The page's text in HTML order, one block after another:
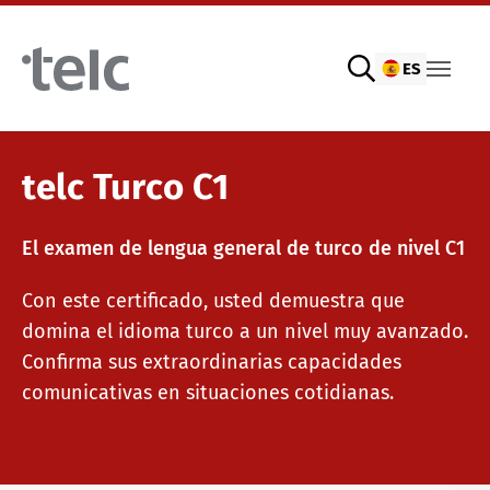
Skip to main content
Exámenes de idiomas
Exámenes digitales telc con DIGItelc 2.0
Exámenes de certificación
ES
telc Turco C1
El examen de lengua general de turco de nivel C1
Con este certificado, usted demuestra que
domina el idioma turco a un nivel muy avanzado.
Confirma sus extraordinarias capacidades
comunicativas en situaciones cotidianas.